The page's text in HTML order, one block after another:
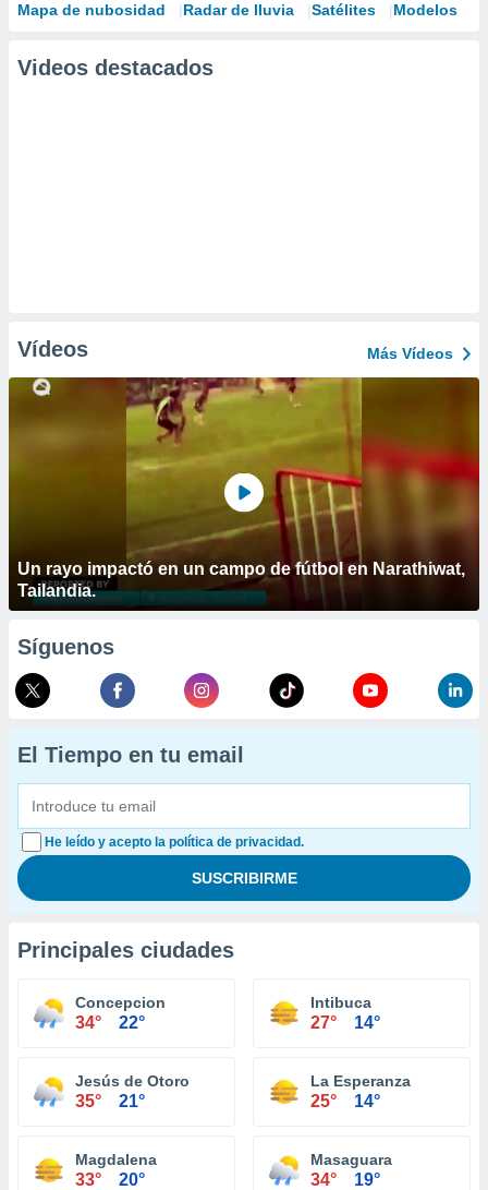
Mapa de nubosidad Radar de lluvia Satélites Modelos
Videos destacados
Vídeos Más Vídeos
Un rayo impactó en un campo de fútbol en Narathiwat,
Tailandia.
Síguenos
El Tiempo en tu email
He leído y acepto la política de privacidad.
Principales ciudades
Concepcion
34° 22°
Intibuca
27° 14°
Jesús de Otoro
35° 21°
La Esperanza
25° 14°
Magdalena
33° 20°
Masaguara
34° 19°